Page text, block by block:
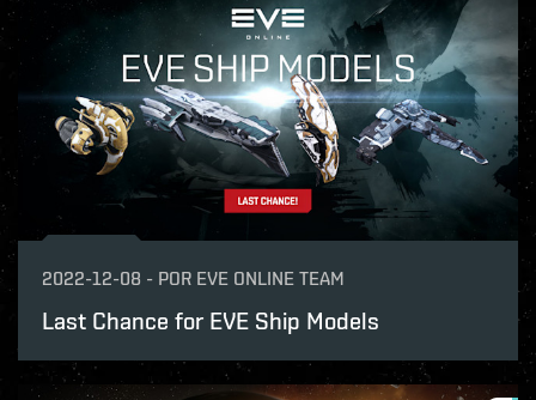
2022-12-08 - POR EVE ONLINE TEAM
Last Chance for EVE Ship Models